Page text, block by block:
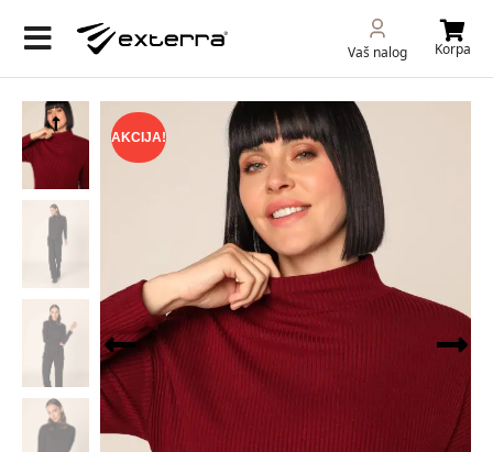
Vaš nalog Korpa
AKCIJA!